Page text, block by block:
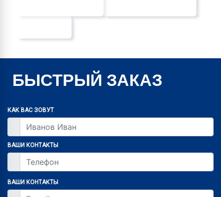
БЫСТРЫЙ ЗАКАЗ
КАК ВАС ЗОВУТ
ВАШИ КОНТАКТЫ
ВАШИ КОНТАКТЫ